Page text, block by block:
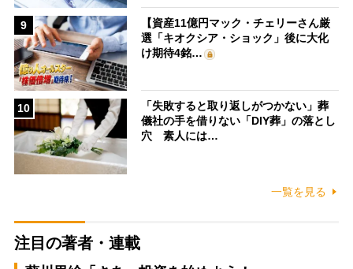
9
【資産11億円マック・チェリーさん厳
選「キオクシア・ショック」後に大化
け期待4銘…
10
「失敗すると取り返しがつかない」葬
儀社の手を借りない「DIY葬」の落とし
穴 素人には…
一覧を見る
注目の著者・連載